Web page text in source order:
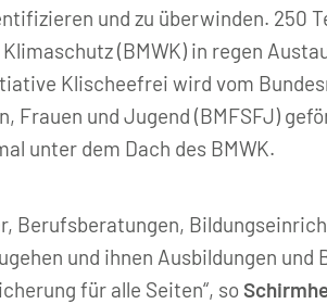
und zu überwinden. 250
(BMWK) in regen
Klischeefrei wird vom
Frauen und Jugend (BMFSFJ)
unter dem Dach des BMWK.
Berufsberatungen,
und ihnen Ausbildungen
für alle Seiten“, so